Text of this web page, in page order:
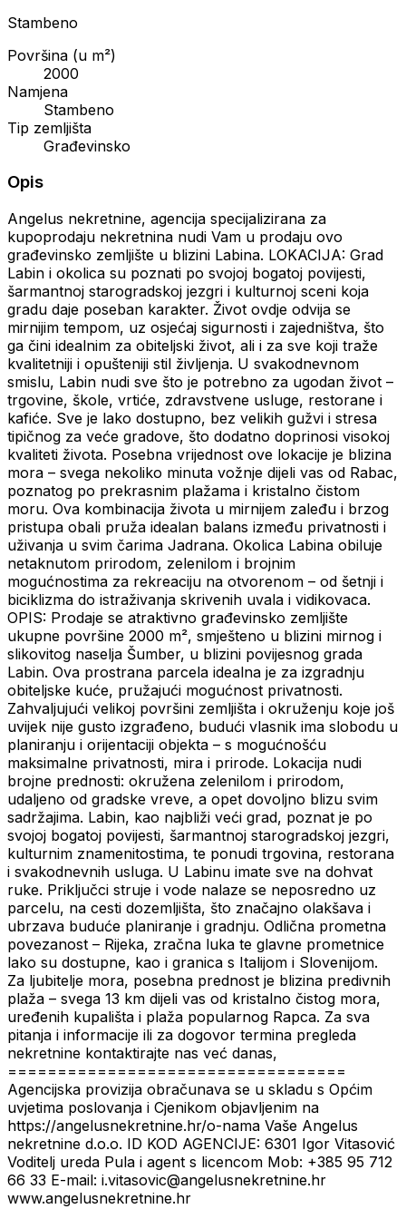
Stambeno
Površina (u m²)
2000
Namjena
Stambeno
Tip zemljišta
Građevinsko
Opis
Angelus nekretnine, agencija specijalizirana za
kupoprodaju nekretnina nudi Vam u prodaju ovo
građevinsko zemljište u blizini Labina. LOKACIJA: Grad
Labin i okolica su poznati po svojoj bogatoj povijesti,
šarmantnoj starogradskoj jezgri i kulturnoj sceni koja
gradu daje poseban karakter. Život ovdje odvija se
mirnijim tempom, uz osjećaj sigurnosti i zajedništva, što
ga čini idealnim za obiteljski život, ali i za sve koji traže
kvalitetniji i opušteniji stil življenja. U svakodnevnom
smislu, Labin nudi sve što je potrebno za ugodan život –
trgovine, škole, vrtiće, zdravstvene usluge, restorane i
kafiće. Sve je lako dostupno, bez velikih gužvi i stresa
tipičnog za veće gradove, što dodatno doprinosi visokoj
kvaliteti života. Posebna vrijednost ove lokacije je blizina
mora – svega nekoliko minuta vožnje dijeli vas od Rabac,
poznatog po prekrasnim plažama i kristalno čistom
moru. Ova kombinacija života u mirnijem zaleđu i brzog
pristupa obali pruža idealan balans između privatnosti i
uživanja u svim čarima Jadrana. Okolica Labina obiluje
netaknutom prirodom, zelenilom i brojnim
mogućnostima za rekreaciju na otvorenom – od šetnji i
biciklizma do istraživanja skrivenih uvala i vidikovaca.
OPIS: Prodaje se atraktivno građevinsko zemljište
ukupne površine 2000 m², smješteno u blizini mirnog i
slikovitog naselja Šumber, u blizini povijesnog grada
Labin. Ova prostrana parcela idealna je za izgradnju
obiteljske kuće, pružajući mogućnost privatnosti.
Zahvaljujući velikoj površini zemljišta i okruženju koje još
uvijek nije gusto izgrađeno, budući vlasnik ima slobodu u
planiranju i orijentaciji objekta – s mogućnošću
maksimalne privatnosti, mira i prirode. Lokacija nudi
brojne prednosti: okružena zelenilom i prirodom,
udaljeno od gradske vreve, a opet dovoljno blizu svim
sadržajima. Labin, kao najbliži veći grad, poznat je po
svojoj bogatoj povijesti, šarmantnoj starogradskoj jezgri,
kulturnim znamenitostima, te ponudi trgovina, restorana
i svakodnevnih usluga. U Labinu imate sve na dohvat
ruke. Priključci struje i vode nalaze se neposredno uz
parcelu, na cesti dozemljišta, što značajno olakšava i
ubrzava buduće planiranje i gradnju. Odlična prometna
povezanost – Rijeka, zračna luka te glavne prometnice
lako su dostupne, kao i granica s Italijom i Slovenijom.
Za ljubitelje mora, posebna prednost je blizina predivnih
plaža – svega 13 km dijeli vas od kristalno čistog mora,
uređenih kupališta i plaža popularnog Rapca. Za sva
pitanja i informacije ili za dogovor termina pregleda
nekretnine kontaktirajte nas već danas,
==================================
Agencijska provizija obračunava se u skladu s Općim
uvjetima poslovanja i Cjenikom objavljenim na
https://angelusnekretnine.hr/o-nama Vaše Angelus
nekretnine d.o.o. ID KOD AGENCIJE: 6301 Igor Vitasović
Voditelj ureda Pula i agent s licencom Mob: +385 95 712
66 33 E-mail: i.vitasovic@angelusnekretnine.hr
www.angelusnekretnine.hr